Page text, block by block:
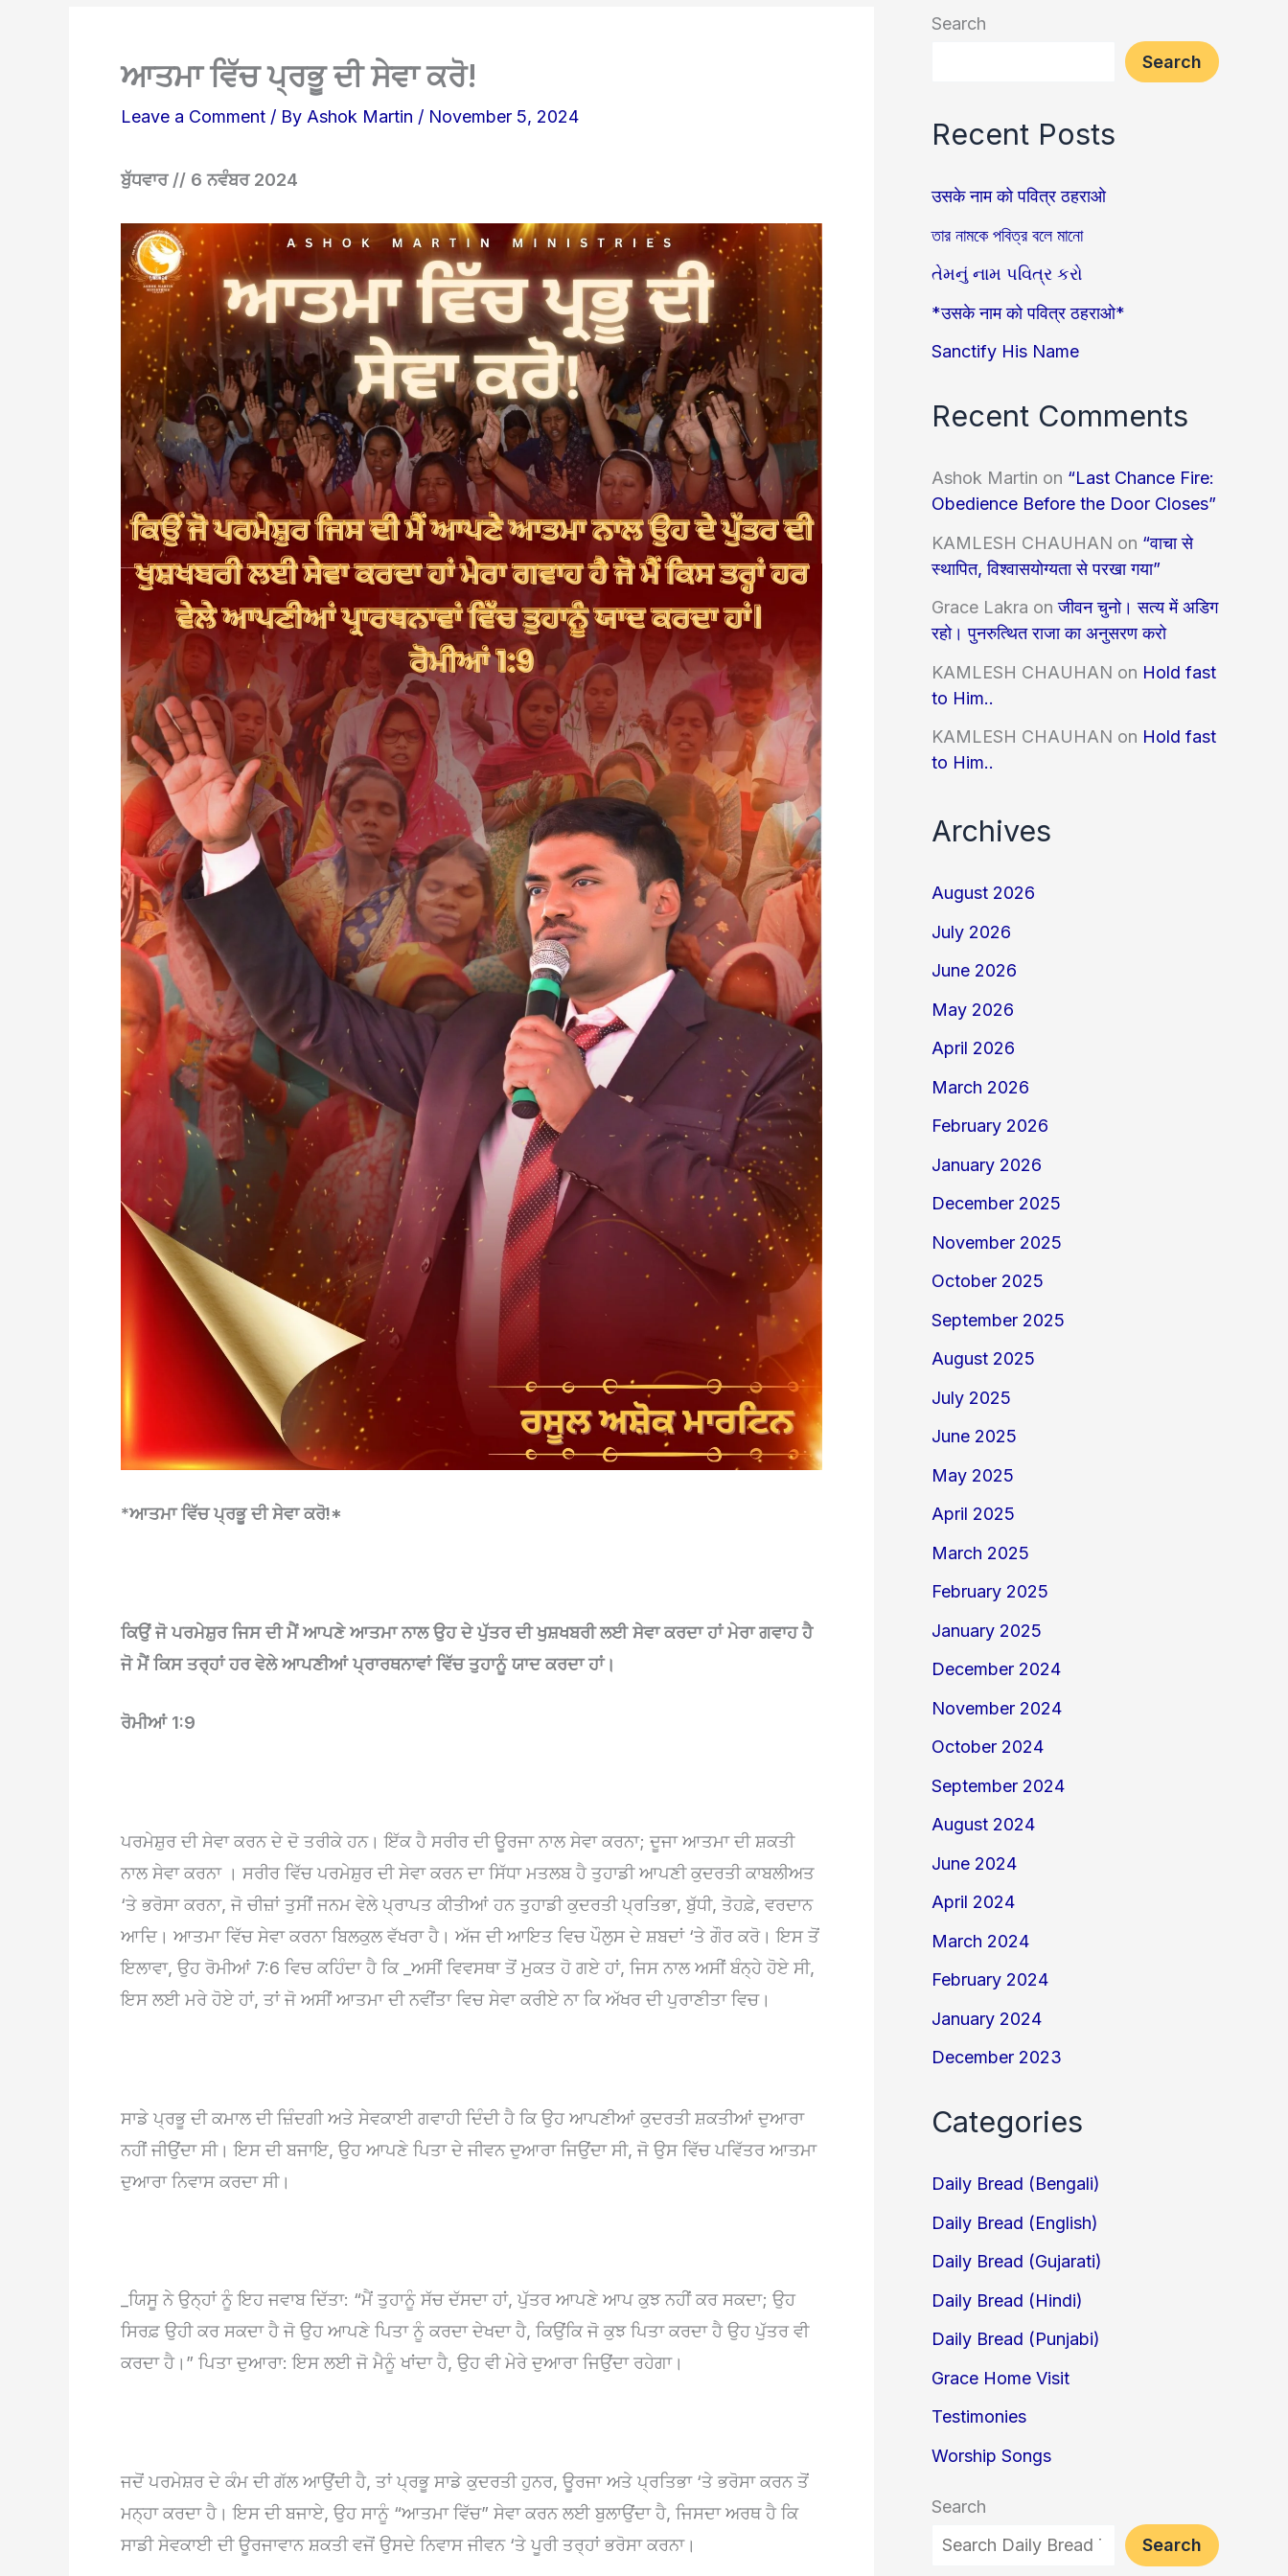
ਆਤਮਾ ਵਿੱਚ ਪ੍ਰਭੂ ਦੀ ਸੇਵਾ ਕਰੋ!
Leave a Comment / By Ashok Martin / November 5, 2024
ਬੁੱਧਵਾਰ // 6 ਨਵੰਬਰ 2024
*ਆਤਮਾ ਵਿੱਚ ਪ੍ਰਭੂ ਦੀ ਸੇਵਾ ਕਰੋ!*
ਕਿਉਂ ਜੋ ਪਰਮੇਸ਼ੁਰ ਜਿਸ ਦੀ ਮੈਂ ਆਪਣੇ ਆਤਮਾ ਨਾਲ ਉਹ ਦੇ ਪੁੱਤਰ ਦੀ ਖੁਸ਼ਖਬਰੀ ਲਈ ਸੇਵਾ ਕਰਦਾ ਹਾਂ ਮੇਰਾ ਗਵਾਹ ਹੈ
ਜੋ ਮੈਂ ਕਿਸ ਤਰ੍ਹਾਂ ਹਰ ਵੇਲੇ ਆਪਣੀਆਂ ਪ੍ਰਾਰਥਨਾਵਾਂ ਵਿੱਚ ਤੁਹਾਨੂੰ ਯਾਦ ਕਰਦਾ ਹਾਂ।
ਰੋਮੀਆਂ 1:9
ਪਰਮੇਸ਼ੁਰ ਦੀ ਸੇਵਾ ਕਰਨ ਦੇ ਦੋ ਤਰੀਕੇ ਹਨ। ਇੱਕ ਹੈ ਸਰੀਰ ਦੀ ਊਰਜਾ ਨਾਲ ਸੇਵਾ ਕਰਨਾ; ਦੂਜਾ ਆਤਮਾ ਦੀ ਸ਼ਕਤੀ
ਨਾਲ ਸੇਵਾ ਕਰਨਾ । ਸਰੀਰ ਵਿੱਚ ਪਰਮੇਸ਼ੁਰ ਦੀ ਸੇਵਾ ਕਰਨ ਦਾ ਸਿੱਧਾ ਮਤਲਬ ਹੈ ਤੁਹਾਡੀ ਆਪਣੀ ਕੁਦਰਤੀ ਕਾਬਲੀਅਤ
‘ਤੇ ਭਰੋਸਾ ਕਰਨਾ, ਜੋ ਚੀਜ਼ਾਂ ਤੁਸੀਂ ਜਨਮ ਵੇਲੇ ਪ੍ਰਾਪਤ ਕੀਤੀਆਂ ਹਨ ਤੁਹਾਡੀ ਕੁਦਰਤੀ ਪ੍ਰਤਿਭਾ, ਬੁੱਧੀ, ਤੋਹਫ਼ੇ, ਵਰਦਾਨ
ਆਦਿ। ਆਤਮਾ ਵਿੱਚ ਸੇਵਾ ਕਰਨਾ ਬਿਲਕੁਲ ਵੱਖਰਾ ਹੈ। ਅੱਜ ਦੀ ਆਇਤ ਵਿਚ ਪੌਲੁਸ ਦੇ ਸ਼ਬਦਾਂ ‘ਤੇ ਗੌਰ ਕਰੋ। ਇਸ ਤੋਂ
ਇਲਾਵਾ, ਉਹ ਰੋਮੀਆਂ 7:6 ਵਿਚ ਕਹਿੰਦਾ ਹੈ ਕਿ _ਅਸੀਂ ਵਿਵਸਥਾ ਤੋਂ ਮੁਕਤ ਹੋ ਗਏ ਹਾਂ, ਜਿਸ ਨਾਲ ਅਸੀਂ ਬੰਨ੍ਹੇ ਹੋਏ ਸੀ,
ਇਸ ਲਈ ਮਰੇ ਹੋਏ ਹਾਂ, ਤਾਂ ਜੋ ਅਸੀਂ ਆਤਮਾ ਦੀ ਨਵੀਂਤਾ ਵਿਚ ਸੇਵਾ ਕਰੀਏ ਨਾ ਕਿ ਅੱਖਰ ਦੀ ਪੁਰਾਣੀਤਾ ਵਿਚ।
ਸਾਡੇ ਪ੍ਰਭੂ ਦੀ ਕਮਾਲ ਦੀ ਜ਼ਿੰਦਗੀ ਅਤੇ ਸੇਵਕਾਈ ਗਵਾਹੀ ਦਿੰਦੀ ਹੈ ਕਿ ਉਹ ਆਪਣੀਆਂ ਕੁਦਰਤੀ ਸ਼ਕਤੀਆਂ ਦੁਆਰਾ
ਨਹੀਂ ਜੀਉਂਦਾ ਸੀ। ਇਸ ਦੀ ਬਜਾਇ, ਉਹ ਆਪਣੇ ਪਿਤਾ ਦੇ ਜੀਵਨ ਦੁਆਰਾ ਜਿਉਂਦਾ ਸੀ, ਜੋ ਉਸ ਵਿੱਚ ਪਵਿੱਤਰ ਆਤਮਾ
ਦੁਆਰਾ ਨਿਵਾਸ ਕਰਦਾ ਸੀ।
_ਯਿਸੂ ਨੇ ਉਨ੍ਹਾਂ ਨੂੰ ਇਹ ਜਵਾਬ ਦਿੱਤਾ: “ਮੈਂ ਤੁਹਾਨੂੰ ਸੱਚ ਦੱਸਦਾ ਹਾਂ, ਪੁੱਤਰ ਆਪਣੇ ਆਪ ਕੁਝ ਨਹੀਂ ਕਰ ਸਕਦਾ; ਉਹ
ਸਿਰਫ਼ ਉਹੀ ਕਰ ਸਕਦਾ ਹੈ ਜੋ ਉਹ ਆਪਣੇ ਪਿਤਾ ਨੂੰ ਕਰਦਾ ਦੇਖਦਾ ਹੈ, ਕਿਉਂਕਿ ਜੋ ਕੁਝ ਪਿਤਾ ਕਰਦਾ ਹੈ ਉਹ ਪੁੱਤਰ ਵੀ
ਕਰਦਾ ਹੈ।” ਪਿਤਾ ਦੁਆਰਾ: ਇਸ ਲਈ ਜੋ ਮੈਨੂੰ ਖਾਂਦਾ ਹੈ, ਉਹ ਵੀ ਮੇਰੇ ਦੁਆਰਾ ਜਿਉਂਦਾ ਰਹੇਗਾ।
ਜਦੋਂ ਪਰਮੇਸ਼ਰ ਦੇ ਕੰਮ ਦੀ ਗੱਲ ਆਉਂਦੀ ਹੈ, ਤਾਂ ਪ੍ਰਭੂ ਸਾਡੇ ਕੁਦਰਤੀ ਹੁਨਰ, ਊਰਜਾ ਅਤੇ ਪ੍ਰਤਿਭਾ ‘ਤੇ ਭਰੋਸਾ ਕਰਨ ਤੋਂ
ਮਨ੍ਹਾ ਕਰਦਾ ਹੈ। ਇਸ ਦੀ ਬਜਾਏ, ਉਹ ਸਾਨੂੰ “ਆਤਮਾ ਵਿੱਚ” ਸੇਵਾ ਕਰਨ ਲਈ ਬੁਲਾਉਂਦਾ ਹੈ, ਜਿਸਦਾ ਅਰਥ ਹੈ ਕਿ
ਸਾਡੀ ਸੇਵਕਾਈ ਦੀ ਊਰਜਾਵਾਨ ਸ਼ਕਤੀ ਵਜੋਂ ਉਸਦੇ ਨਿਵਾਸ ਜੀਵਨ ‘ਤੇ ਪੂਰੀ ਤਰ੍ਹਾਂ ਭਰੋਸਾ ਕਰਨਾ।
Search
Search
Recent Posts
उसके नाम को पवित्र ठहराओ
তার নামকে পবিত্র বলে মানো
તેમનું નામ પવિત્ર કરો
*उसके नाम को पवित्र ठहराओ*
Sanctify His Name
Recent Comments
Ashok Martin on “Last Chance Fire:
Obedience Before the Door Closes”
KAMLESH CHAUHAN on “वाचा से
स्थापित, विश्वासयोग्यता से परखा गया”
Grace Lakra onजीवन चुनो। सत्य में अडिग
रहो। पुनरुत्थित राजा का अनुसरण करो
KAMLESH CHAUHAN on Hold fast
to Him..
KAMLESH CHAUHAN on Hold fast
to Him..
Archives
August 2026
July 2026
June 2026
May 2026
April 2026
March 2026
February 2026
January 2026
December 2025
November 2025
October 2025
September 2025
August 2025
July 2025
June 2025
May 2025
April 2025
March 2025
February 2025
January 2025
December 2024
November 2024
October 2024
September 2024
August 2024
June 2024
April 2024
March 2024
February 2024
January 2024
December 2023
Categories
Daily Bread (Bengali)
Daily Bread (English)
Daily Bread (Gujarati)
Daily Bread (Hindi)
Daily Bread (Punjabi)
Grace Home Visit
Testimonies
Worship Songs
Search
Search